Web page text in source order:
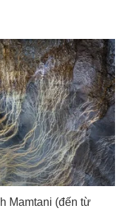
Mamtani (đến từ